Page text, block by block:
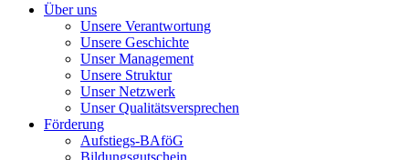
Über uns
Unsere Verantwortung
Unsere Geschichte
Unser Management
Unsere Struktur
Unser Netzwerk
Unser Qualitätsversprechen
Förderung
Aufstiegs-BAföG
Bildungsgutschein